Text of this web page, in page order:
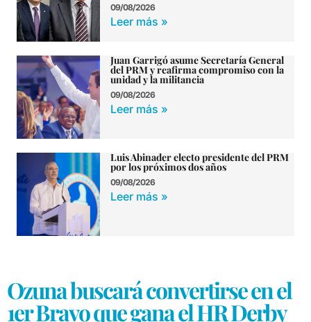
09/08/2026
Leer más »
Juan Garrigó asume Secretaría General
del PRM y reafirma compromiso con la
unidad y la militancia
09/08/2026
Leer más »
Luis Abinader electo presidente del PRM
por los próximos dos años
09/08/2026
Leer más »
Ozuna buscará convertirse en el
1er Bravo que gana el HR Derby